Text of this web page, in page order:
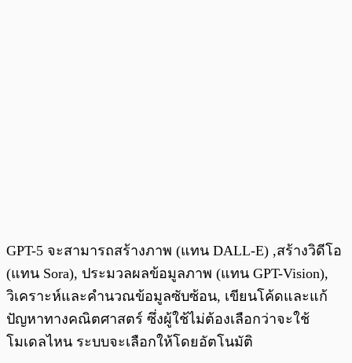
GPT-5 จะสามารถสร้างภาพ (แทน DALL-E) ,สร้างวิดีโอ
(แทน Sora), ประมวลผลข้อมูลภาพ (แทน GPT-Vision),
วิเคราะห์และคำนวณข้อมูลซับซ้อน, เขียนโค้ดและแก้
ปัญหาทางคณิตศาสตร์ ซึ่งผู้ใช้ไม่ต้องเลือกว่าจะใช้
โมเดลไหน ระบบจะเลือกให้โดยอัตโนมัติ